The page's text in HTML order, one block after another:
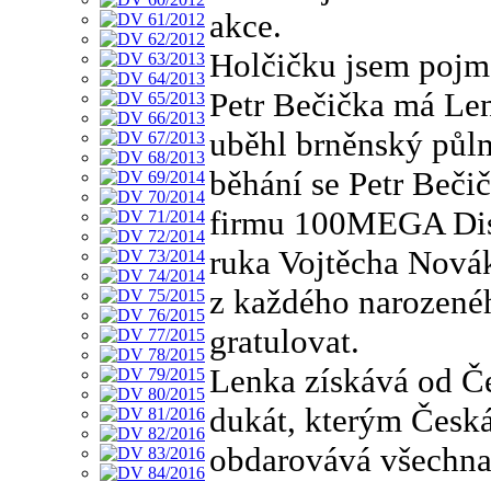
akce.
Holčičku jsem
Petr Bečička má
uběhl brněnský
běhání se Petr
firmu 100MEGA
ruka Vojtěcha
z každého
gratulovat.
Lenka získává od
dukát, kterým
obdarovává